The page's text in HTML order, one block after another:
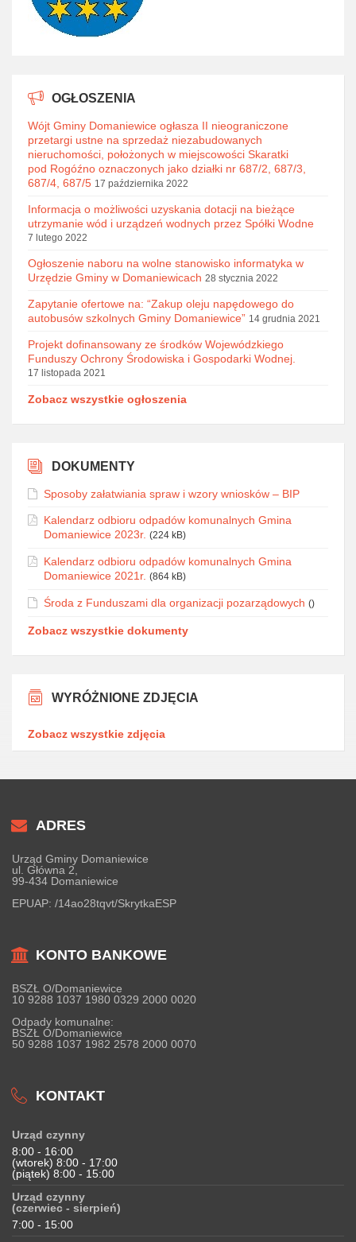
OGŁOSZENIA
Wójt Gminy Domaniewice ogłasza II nieograniczone
przetargi ustne na sprzedaż niezabudowanych
nieruchomości, położonych w miejscowości Skaratki
pod Rogóźno oznaczonych jako działki nr 687/2, 687/3,
687/4, 687/5 17 października 2022
Informacja o możliwości uzyskania dotacji na bieżące
utrzymanie wód i urządzeń wodnych przez Spółki Wodne
7 lutego 2022
Ogłoszenie naboru na wolne stanowisko informatyka w
Urzędzie Gminy w Domaniewicach 28 stycznia 2022
Zapytanie ofertowe na: “Zakup oleju napędowego do
autobusów szkolnych Gminy Domaniewice” 14 grudnia 2021
Projekt dofinansowany ze środków Wojewódzkiego
Funduszy Ochrony Środowiska i Gospodarki Wodnej.
17 listopada 2021
Zobacz wszystkie ogłoszenia
DOKUMENTY
Sposoby załatwiania spraw i wzory wniosków – BIP
Kalendarz odbioru odpadów komunalnych Gmina
Domaniewice 2023r. (224 kB)
Kalendarz odbioru odpadów komunalnych Gmina
Domaniewice 2021r. (864 kB)
Środa z Funduszami dla organizacji pozarządowych ()
Zobacz wszystkie dokumenty
WYRÓŻNIONE ZDJĘCIA
Zobacz wszystkie zdjęcia
ADRES
Urząd Gminy Domaniewice
ul. Główna 2,
99-434 Domaniewice
EPUAP: /14ao28tqvt/SkrytkaESP
KONTO BANKOWE
BSZŁ O/Domaniewice
10 9288 1037 1980 0329 2000 0020
Odpady komunalne:
BSZŁ O/Domaniewice
50 9288 1037 1982 2578 2000 0070
KONTAKT
Urząd czynny
8:00 - 16:00
(wtorek) 8:00 - 17:00
(piątek) 8:00 - 15:00
Urząd czynny
(czerwiec - sierpień)
7:00 - 15:00